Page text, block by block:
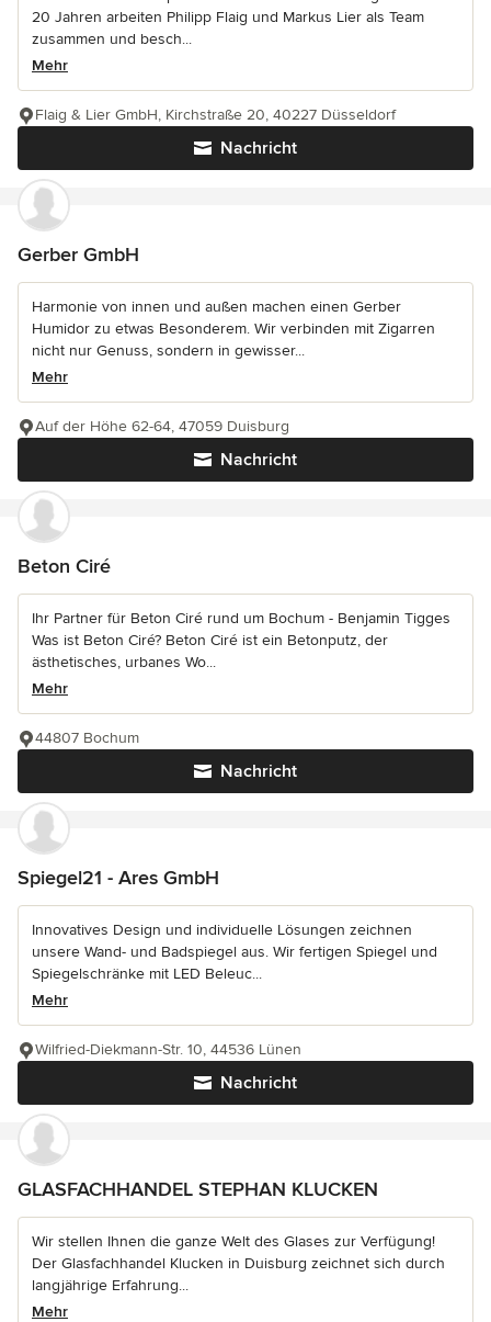
20 Jahren arbeiten Philipp Flaig und Markus Lier als Team
zusammen und besch...
Mehr
Nachricht
Flaig & Lier GmbH, Kirchstraße 20, 40227 Düsseldorf
Gerber GmbH
Harmonie von innen und außen machen einen Gerber
Humidor zu etwas Besonderem. Wir verbinden mit Zigarren
nicht nur Genuss, sondern in gewisser...
Mehr
Nachricht
Auf der Höhe 62-64, 47059 Duisburg
Beton Ciré
Ihr Partner für Beton Ciré rund um Bochum - Benjamin Tigges
Was ist Beton Ciré? Beton Ciré ist ein Betonputz, der
ästhetisches, urbanes Wo...
Mehr
Nachricht
44807 Bochum
Spiegel21 - Ares GmbH
Innovatives Design und individuelle Lösungen zeichnen
unsere Wand- und Badspiegel aus. Wir fertigen Spiegel und
Spiegelschränke mit LED Beleuc...
Mehr
Nachricht
Wilfried-Diekmann-Str. 10, 44536 Lünen
GLASFACHHANDEL STEPHAN KLUCKEN
Wir stellen Ihnen die ganze Welt des Glases zur Verfügung!
Der Glasfachhandel Klucken in Duisburg zeichnet sich durch
langjährige Erfahrung...
Mehr